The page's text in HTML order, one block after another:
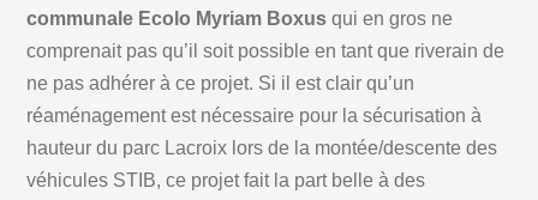
communale Ecolo Myriam Boxus qui en gros ne
comprenait pas qu’il soit possible en tant que riverain de
ne pas adhérer à ce projet. Si il est clair qu’un
réaménagement est nécessaire pour la sécurisation à
hauteur du parc Lacroix lors de la montée/descente des
véhicules STIB, ce projet fait la part belle à des